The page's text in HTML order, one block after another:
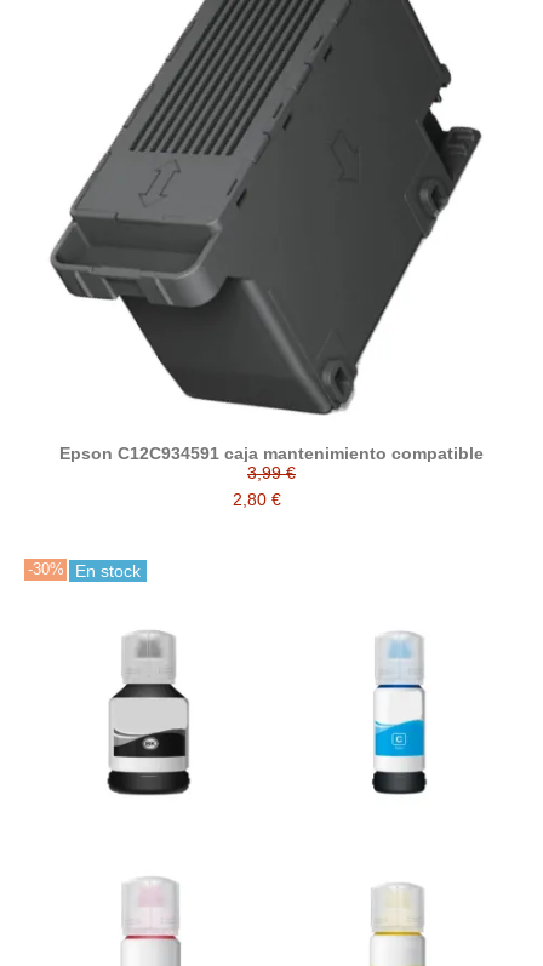
Epson C12C934591 caja mantenimiento compatible
3,99 €
2,80 €
-30% En stock